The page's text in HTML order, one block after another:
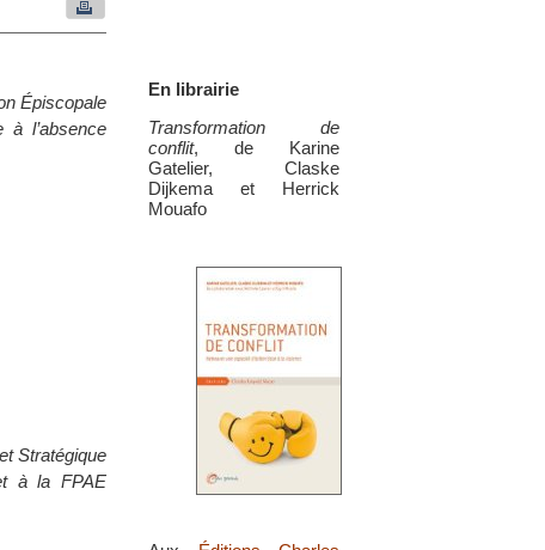
En librairie
Transformation de
conflit, de Karine
Gatelier, Claske
Dijkema et Herrick
Mouafo
Épiscopale
à l’absence
Stratégique
à la FPAE